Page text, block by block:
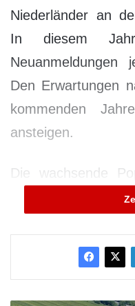
Niederländer an
In diesem
Neuanmeldungen
Den Erwartungen
kommenden
ansteigen.
Die wachsende
Resultat der
den Aachener